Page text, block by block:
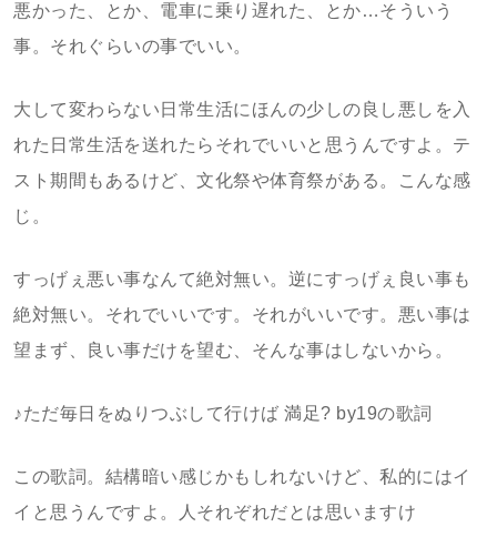
悪かった、とか、電車に乗り遅れた、とか…そういう
事。それぐらいの事でいい。
大して変わらない日常生活にほんの少しの良し悪しを入
れた日常生活を送れたらそれでいいと思うんですよ。テ
スト期間もあるけど、文化祭や体育祭がある。こんな感
じ。
すっげぇ悪い事なんて絶対無い。逆にすっげぇ良い事も
絶対無い。それでいいです。それがいいです。悪い事は
望まず、良い事だけを望む、そんな事はしないから。
♪ただ毎日をぬりつぶして行けば 満足? by19の歌詞
この歌詞。結構暗い感じかもしれないけど、私的にはイ
イと思うんですよ。人それぞれだとは思いますけ